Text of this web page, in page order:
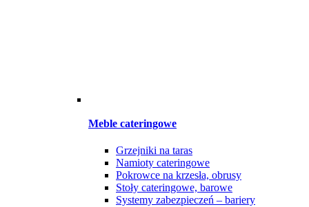
Meble cateringowe
Grzejniki na taras
Namioty cateringowe
Pokrowce na krzesła, obrusy
Stoły cateringowe, barowe
Systemy zabezpieczeń – bariery